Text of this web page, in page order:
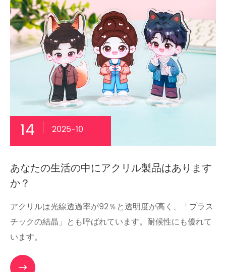
14 2025-10
あなたの生活の中にアクリル製品はあります
か？
アクリルは光線透過率が92％と透明度が高く、「プラス
チックの結晶」とも呼ばれています。耐候性にも優れて
います。
